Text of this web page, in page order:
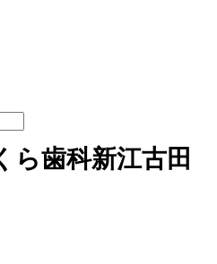
ら歯科新江古田